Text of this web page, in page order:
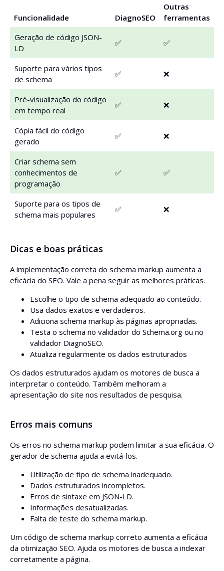
Funcionalidade DiagnoSEO
Outras
ferramentas
Geração de código JSON-
LD
✅ ✅
Suporte para vários tipos
de schema
✅ ❌
Pré-visualização do código
em tempo real
✅ ❌
Cópia fácil do código
gerado
✅ ❌
Criar schema sem
conhecimentos de
programação
✅ ✅
Suporte para os tipos de
schema mais populares
✅ ❌
Dicas e boas práticas
A implementação correta do schema markup aumenta a
eficácia do SEO. Vale a pena seguir as melhores práticas.
Escolhe o tipo de schema adequado ao conteúdo.
Usa dados exatos e verdadeiros.
Adiciona schema markup às páginas apropriadas.
Testa o schema no validador do Schema.org ou no
validador DiagnoSEO.
Atualiza regularmente os dados estruturados
Os dados estruturados ajudam os motores de busca a
interpretar o conteúdo. Também melhoram a
apresentação do site nos resultados de pesquisa.
Erros mais comuns
Os erros no schema markup podem limitar a sua eficácia. O
gerador de schema ajuda a evitá-los.
Utilização de tipo de schema inadequado.
Dados estruturados incompletos.
Erros de sintaxe em JSON-LD.
Informações desatualizadas.
Falta de teste do schema markup.
Um código de schema markup correto aumenta a eficácia
da otimização SEO. Ajuda os motores de busca a indexar
corretamente a página.